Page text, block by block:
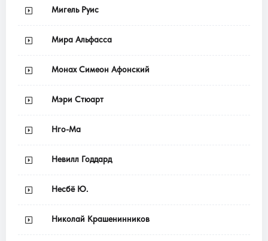
Мигель Руис
Мира Альфасса
Монах Симеон Афонский
Мэри Стюарт
Нго-Ма
Невилл Годдард
Несбё Ю.
Николай Крашенинников